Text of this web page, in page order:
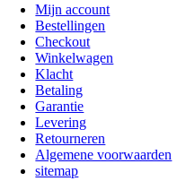
Mijn account
Bestellingen
Checkout
Winkelwagen
Klacht
Betaling
Garantie
Levering
Retourneren
Algemene voorwaarden
sitemap